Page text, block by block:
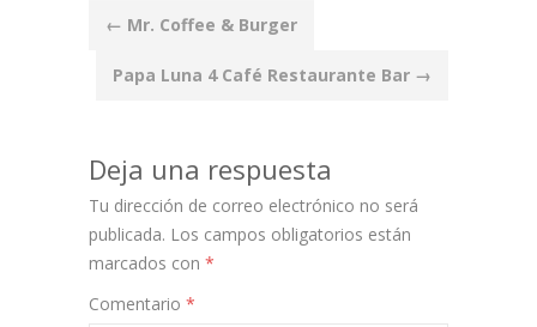
Post
navigation
← Mr. Coffee & Burger
Papa Luna 4 Café Restaurante Bar →
Deja una respuesta
Tu dirección de correo electrónico no será
publicada. Los campos obligatorios están
marcados con *
Comentario *